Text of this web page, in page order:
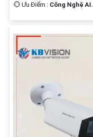
️💮 Ưu Điểm : Công Nghệ AI.